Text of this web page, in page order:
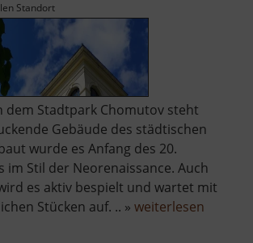
Standort
dem Stadtpark Chomutov steht
Gebäude des städtischen
wurde es Anfang des 20.
im Stil der Neorenaissance. Auch
es aktiv bespielt und wartet mit
Stücken auf. .. » weiterlesen